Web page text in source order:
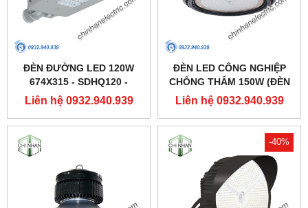
ĐÈN ĐƯỜNG LED 120W
674X315 - SDHQ120 -
DUHAL
Liên hệ 0932.940.939
ĐÈN LED CÔNG NGHIỆP
CHỐNG THẤM 150W (ĐÈN
HIGHBAY NHÀ XƯỞNG) -
DDB150 - DUHAL
Liên hệ 0932.940.939
-40%